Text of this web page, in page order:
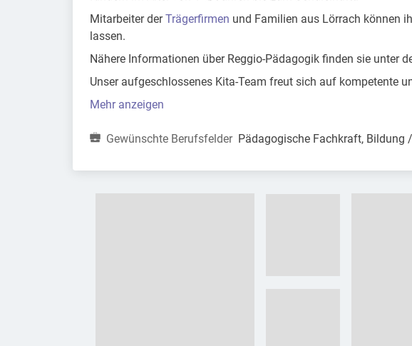
Mitarbeiter derTrägerfirmen und Familien aus Lörrach können
lassen.
Nähere Informationen über Reggio-Pädagogik finden sie unter
Unser aufgeschlossenes Kita-Team freut sich auf kompetente
Mehr anzeigen
Gewünschte Berufsfelder Pädagogische Fachkraft, Bildung